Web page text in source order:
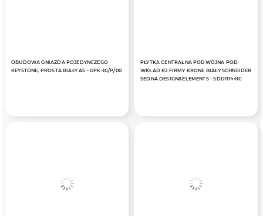
OBUDOWA GNIAZDA POJEDYNCZEGO
KEYSTONE, PROSTA BIAŁY AS - GPK-1G/P/00
PŁYTKA CENTRALNA PODWÓJNA POD
WKŁAD RJ FIRMY KRONE BIAŁY SCHNEIDER
SEDNA DESIGN&ELEMENTS - SDD111441C